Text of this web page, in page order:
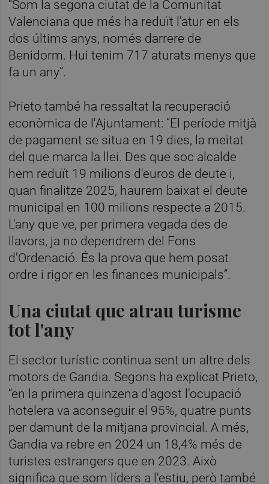
“Som la segona ciutat de la Comunitat
Valenciana que més ha reduït l'atur en els
dos últims anys, només darrere de
Benidorm. Hui tenim 717 aturats menys que
fa un any”.
Prieto també ha ressaltat la recuperació
econòmica de l'Ajuntament: “El període mitjà
de pagament se situa en 19 dies, la meitat
del que marca la llei. Des que soc alcalde
hem reduït 19 milions d'euros de deute i,
quan finalitze 2025, haurem baixat el deute
municipal en 100 milions respecte a 2015.
L'any que ve, per primera vegada des de
llavors, ja no dependrem del Fons
d'Ordenació. És la prova que hem posat
ordre i rigor en les finances municipals”.
Una ciutat que atrau turisme
tot l'any
El sector turístic continua sent un altre dels
motors de Gandia. Segons ha explicat Prieto,
“en la primera quinzena d'agost l'ocupació
hotelera va aconseguir el 95%, quatre punts
per damunt de la mitjana provincial. A més,
Gandia va rebre en 2024 un 18,4% més de
turistes estrangers que en 2023. Això
significa que som líders a l'estiu, però també